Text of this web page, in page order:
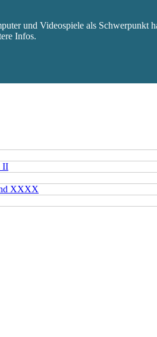
und Videospiele als
Infos.
II
XXXX